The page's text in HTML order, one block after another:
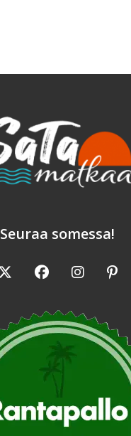
Seuraa somessa!